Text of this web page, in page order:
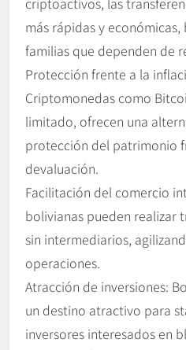
más rápidas y
familias que dependen de
Protección frente a la
Criptomonedas como
limitado, ofrecen una
protección del patrimonio
devaluación.
Facilitación del comercio
bolivianas pueden realizar
sin intermediarios,
operaciones.
Atracción de inversiones:
un destino atractivo para
inversores interesados en